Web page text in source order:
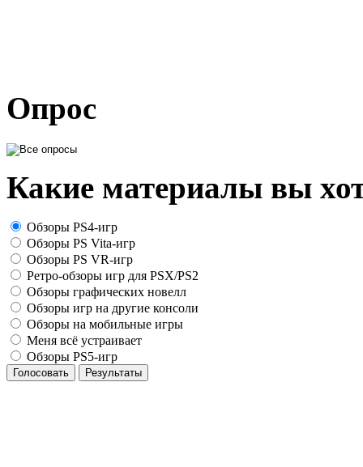
Опрос
Какие материалы вы
Обзоры PS4-игр
Обзоры PS Vita-игр
Обзоры PS VR-игр
Ретро-обзоры игр для PSX/PS2
Обзоры графических новелл
Обзоры игр на другие консоли
Обзоры на мобильные игры
Меня всё устраивает
Обзоры PS5-игр
Голосовать Результаты